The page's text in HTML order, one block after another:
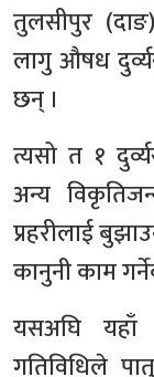
तुलसीपुर
लागु औषध
छन् ।
त्यसो त १
अन्य
प्रहरीलाई
कानुनी काम
यसअघि
गतिविधिले